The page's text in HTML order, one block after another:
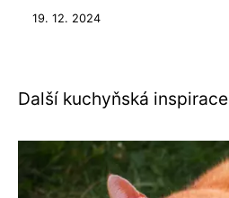
19. 12. 2024
Další kuchyňská inspirace